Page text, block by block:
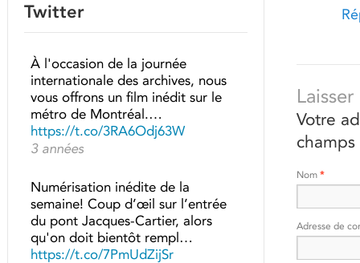
Votre
Nom *
Adresse de
Twitter
À l'occasion de la journée
internationale des archives, nous
vous offrons un film inédit sur le
métro de Montréal.…
https://t.co/3RA6Odj63W
3 années
Numérisation inédite de la
semaine! Coup d’œil sur l’entrée
du pont Jacques-Cartier, alors
qu'on doit bientôt rempl…
https://t.co/7PmUdZijSr